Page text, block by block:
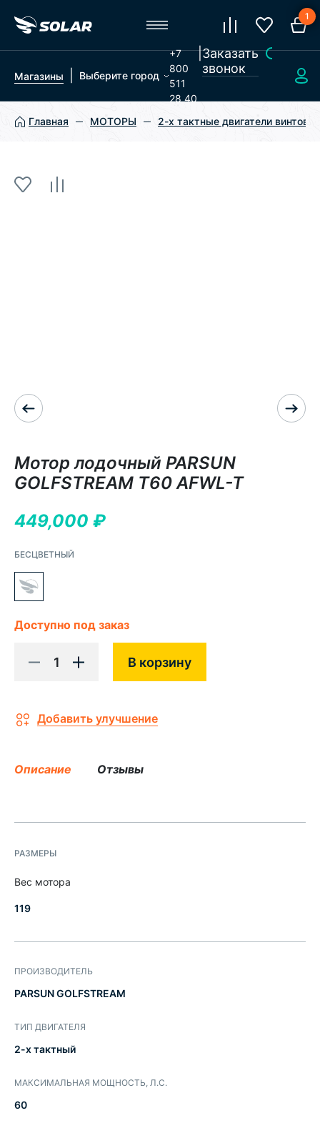
1
Магазины Выберите город
+7
800
511
28 40
|Заказать
звонок
Главная МОТОРЫ 2-х тактные двигатели
Мотор лодочный PARSUN
GOLFSTREAM T60 AFWL-T
449,000 ₽
БЕСЦВЕТНЫЙ
Доступно под заказ
1 В корзину
Добавить улучшение
Описание Отзывы
РАЗМЕРЫ
Вес мотора
119
ПРОИЗВОДИТЕЛЬ
PARSUN GOLFSTREAM
ТИП ДВИГАТЕЛЯ
2-х тактный
МАКСИМАЛЬНАЯ МОЩНОСТЬ, Л.С.
60